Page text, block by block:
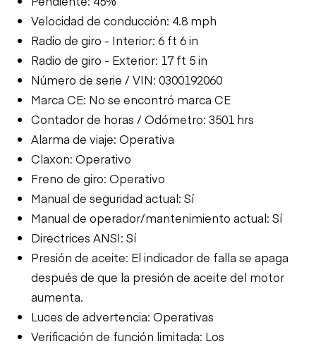
Velocidad de conducción: 4.8 mph
Radio de giro - Interior: 6 ft 6 in
Radio de giro - Exterior: 17 ft 5 in
Número de serie / VIN: 0300192060
Marca CE: No se encontró marca CE
Contador de horas / Odómetro: 3501 hrs
Alarma de viaje: Operativa
Claxon: Operativo
Freno de giro: Operativo
Manual de seguridad actual: Sí
Manual de operador/mantenimiento actual: Sí
Directrices ANSI: Sí
Presión de aceite: El indicador de falla se apaga
después de que la presión de aceite del motor
aumenta.
Luces de advertencia: Operativas
Verificación de función limitada: Los